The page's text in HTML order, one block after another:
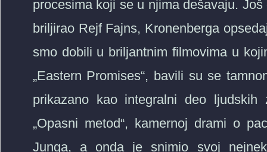
procesima koji se u njima dešavaju.
briljirao Rejf Fajns, Kronenberga
smo dobili u briljantnim filmovima u
„Eastern Promises“, bavili su se
prikazano kao integralni deo
„Opasni metod“, kamernoj drami o
Junga, a onda je snimio svoj